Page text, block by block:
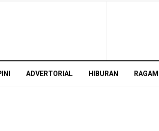
ADVERTORIAL HIBURAN RAGAM